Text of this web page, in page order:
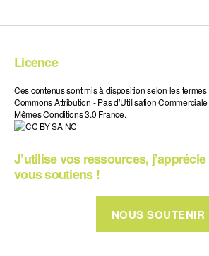
Licence
Ces contenus sont mis à disposition selon les
Commons Attribution - Pas d’Utilisation
Mêmes Conditions 3.0 France.
J’utilise vos ressources,
vous soutiens !
NOUS SOUTENIR